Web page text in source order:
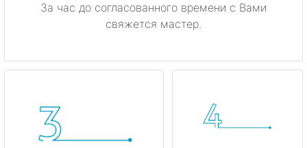
За час до согласованного времени с Вами
свяжется мастер.